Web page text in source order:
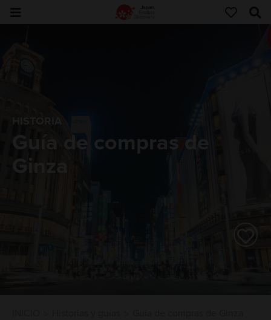
HISTORIA
Guía de compras de